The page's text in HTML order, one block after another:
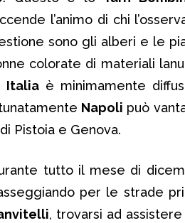
l’animo di chi
sono gli alberi e le
colorate di materiali
Italiaè minimamente
Napoli può
Pistoia e Genova.
tutto il mese di
per le strade
, trovarsi ad